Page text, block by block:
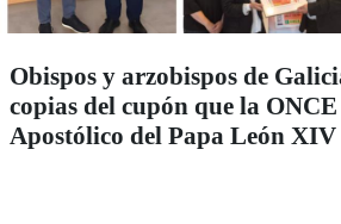
Obispos y arzobispos de
copias del cupón que la
Apostólico del Papa León XIV